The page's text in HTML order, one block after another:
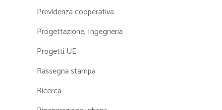
Previdenza cooperativa
Progettazione, Ingegneria
Progetti UE
Rassegna stampa
Ricerca